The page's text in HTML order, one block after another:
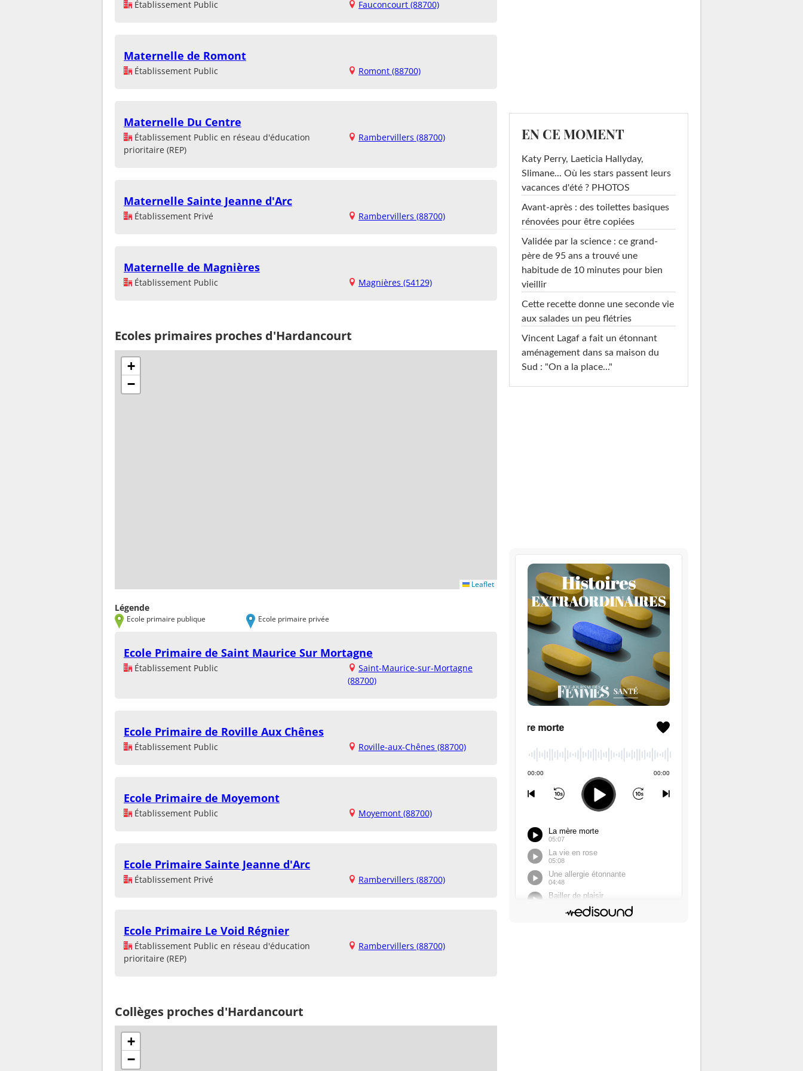
Établissement Public Fauconcourt (88700)
Maternelle de Romont
Établissement Public Romont (88700)
Maternelle Du Centre
Établissement Public en réseau d'éducation
prioritaire (REP)
Rambervillers (88700)
Maternelle Sainte Jeanne d'Arc
Établissement Privé Rambervillers (88700)
Maternelle de Magnières
Établissement Public Magnières (54129)
Ecoles primaires proches d'Hardancourt
+
−
Leaflet
Légende
Ecole primaire publique Ecole primaire privée
Ecole Primaire de Saint Maurice Sur Mortagne
Établissement Public
Saint-Maurice-sur-Mortagne
(88700)
Ecole Primaire de Roville Aux Chênes
Établissement Public Roville-aux-Chênes (88700)
Ecole Primaire de Moyemont
Établissement Public Moyemont (88700)
Ecole Primaire Sainte Jeanne d'Arc
Établissement Privé Rambervillers (88700)
Ecole Primaire Le Void Régnier
Établissement Public en réseau d'éducation
prioritaire (REP)
Rambervillers (88700)
Collèges proches d'Hardancourt
+
−
EN CE MOMENT
Katy Perry, Laeticia Hallyday,
Slimane... Où les stars passent leurs
vacances d'été ? PHOTOS
Avant-après : des toilettes basiques
rénovées pour être copiées
Validée par la science : ce grand-
père de 95 ans a trouvé une
habitude de 10 minutes pour bien
vieillir
Cette recette donne une seconde vie
aux salades un peu flétries
Vincent Lagaf a fait un étonnant
aménagement dans sa maison du
Sud : "On a la place..."